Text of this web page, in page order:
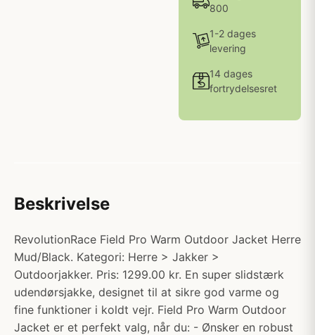
800
1-2 dages
levering
14 dages
fortrydelsesret
Beskrivelse
RevolutionRace Field Pro Warm Outdoor Jacket Herre
Mud/Black. Kategori: Herre > Jakker >
Outdoorjakker. Pris: 1299.00 kr. En super slidstærk
udendørsjakke, designet til at sikre god varme og
fine funktioner i koldt vejr. Field Pro Warm Outdoor
Jacket er et perfekt valg, når du: - Ønsker en robust